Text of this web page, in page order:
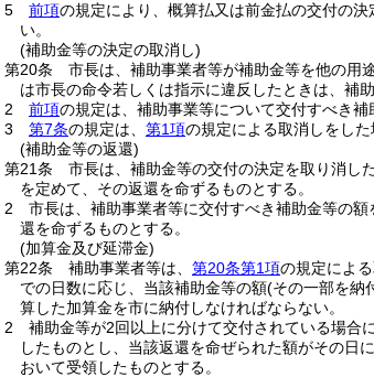
5
前項の規定により、概算払又は前金払の交付の
い。
(補助金等の決定の取消し)
第20条
市長は、補助事業者等が補助金等を他の用
は市長の命令若しくは指示に違反したときは、補
2
前項の規定は、補助事業等について交付すべき
3
第7条の規定は、 第1項の規定による取消しをした
(補助金等の返還)
第21条
市長は、補助金等の交付の決定を取り消し
を定めて、その返還を命ずるものとする。
2
市長は、補助事業者等に交付すべき補助金等の
還を命ずるものとする。
(加算金及び延滞金)
第22条
補助事業者等は、 第20条第1項の規定によ
での日数に応じ、当該補助金等の額(その一部を納
算した加算金を市に納付しなければならない。
2
補助金等が2回以上に分けて交付されている場合
したものとし、当該返還を命ぜられた額がその日
おいて受領したものとする。